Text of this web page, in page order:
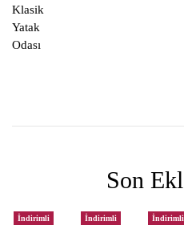
Klasik
Yatak
Odası
Son
İndirimli İndirimli İndirimli